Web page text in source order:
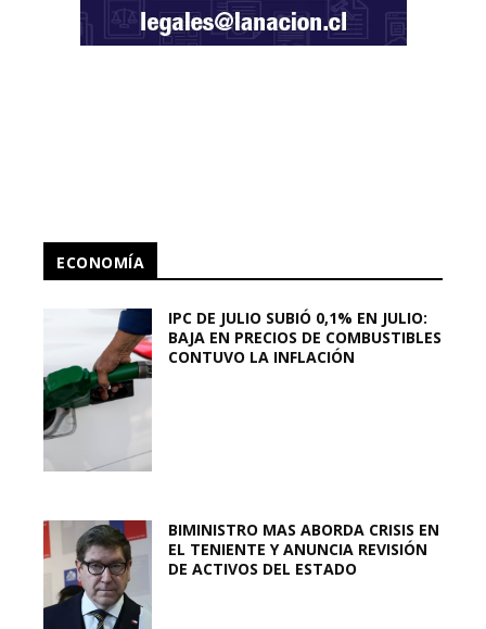
ECONOMÍA
IPC DE JULIO SUBIÓ 0,1% EN JULIO:
BAJA EN PRECIOS DE COMBUSTIBLES
CONTUVO LA INFLACIÓN
BIMINISTRO MAS ABORDA CRISIS EN
EL TENIENTE Y ANUNCIA REVISIÓN
DE ACTIVOS DEL ESTADO